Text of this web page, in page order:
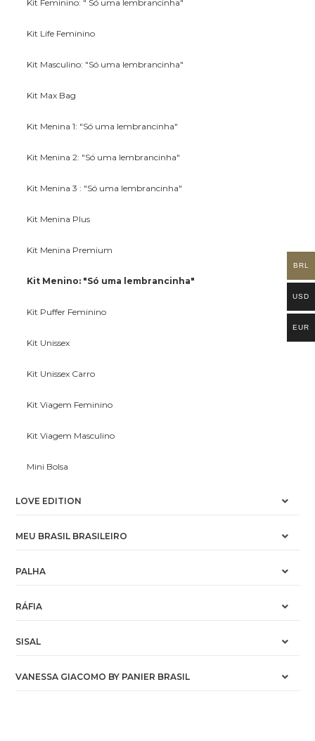
Kit Feminino: " Só uma lembrancinha"
Kit Life Feminino
Kit Masculino: "Só uma lembrancinha"
Kit Max Bag
Kit Menina 1: "Só uma lembrancinha"
Kit Menina 2: "Só uma lembrancinha"
Kit Menina 3 : "Só uma lembrancinha"
Kit Menina Plus
Kit Menina Premium
Kit Menino: "Só uma lembrancinha"
Kit Puffer Feminino
Kit Unissex
Kit Unissex Carro
Kit Viagem Feminino
Kit Viagem Masculino
Mini Bolsa
LOVE EDITION
MEU BRASIL BRASILEIRO
PALHA
RÁFIA
SISAL
VANESSA GIACOMO BY PANIER BRASIL
BRL
USD
EUR